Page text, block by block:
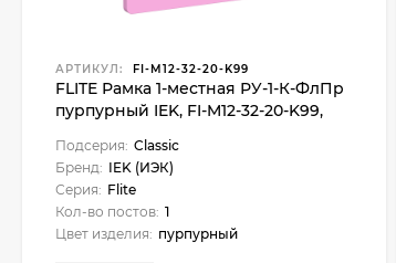
АРТИКУЛ: FI-M12-32-20-K99
FLITE Рамка 1-местная РУ-1-К-ФлПр
пурпурный IEK, FI-M12-32-20-K99,
Подсерия: Classic
Бренд: IEK (ИЭК)
Серия: Flite
Кол-во постов: 1
Цвет изделия: пурпурный